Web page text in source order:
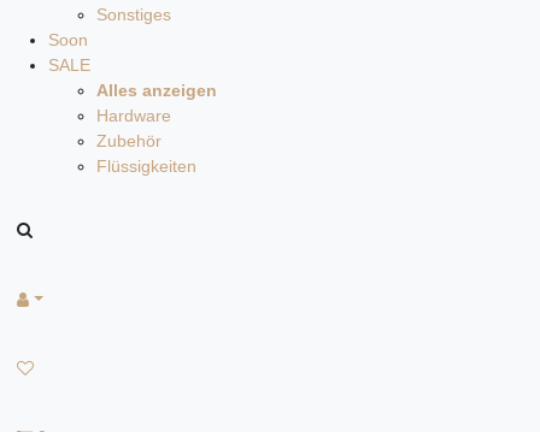
Sonstiges
Soon
SALE
Alles anzeigen
Hardware
Zubehör
Flüssigkeiten